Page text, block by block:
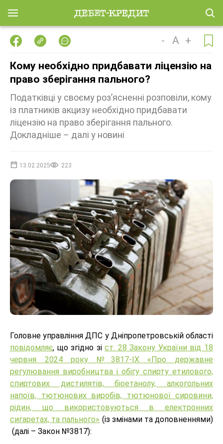
- A +
Кому необхідно придбавати ліцензію на
право зберігання пального?
Податківці у своєму розʼясненні розповіли, кому
із платників акцизу необхідно придбавати
ліцензію на право зберігання пального.
Докладніше – далі у новині
13.02.2025 223
Головне управління ДПС у Дніпропетровській області
повідомляє, що згідно зіст. 28 Закону України від 18
червня 2024 року №3817-IX «Про державне
регулювання виробництва і обігу спирту етилового,
спиртових дистилятів, біоетанолу, алкогольних
напоїв, тютюнових виробів, тютюнової сировини,
рідин, що використовуються в електронних
сигаретах, та пального» (із змінами та доповненнями)
(далі – Закон №3817):